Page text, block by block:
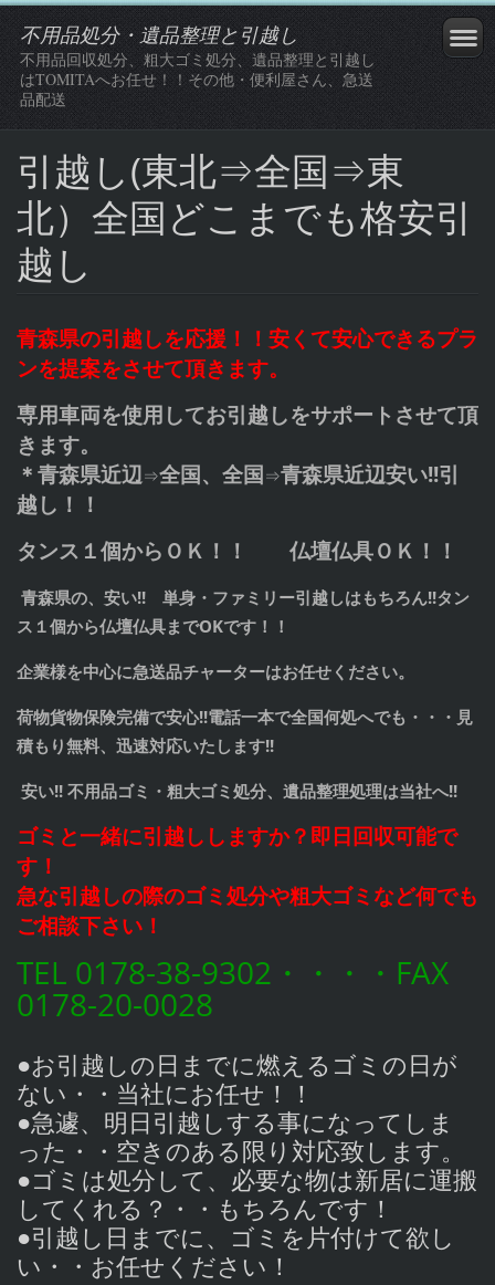
不用品処分・遺品整理と引越し
不用品回収処分、粗大ゴミ処分、遺品整理と引越し
はTOMITAへお任せ！！その他・便利屋さん、急送
品配送
引越し(東北⇒全国⇒東
北）全国どこまでも格安引
越し
青森県の引越しを応援！！安くて安心できるプラ
ンを提案をさせて頂きます。
専用車両を使用してお引越しをサポートさせて頂
きます。
＊青森県近辺⇒全国、全国⇒青森県近辺安い!!引
越し！！
タンス１個からＯＫ！！ 仏壇仏具ＯＫ！！
青森県の、安い!! 単身・ファミリー引越しはもちろん!!タン
ス１個から仏壇仏具までOKです！！
企業様を中心に急送品チャーターはお任せください。
荷物貨物保険完備で安心!!電話一本で全国何処へでも・・・見
積もり無料、迅速対応いたします!!
安い!! 不用品ゴミ・粗大ゴミ処分、遺品整理処理は当社へ!!
ゴミと一緒に引越ししますか？即日回収可能で
す！
急な引越しの際のゴミ処分や粗大ゴミなど何でも
ご相談下さい！
TEL 0178-38-9302・・・・FAX
0178-20-0028
●お引越しの日までに燃えるゴミの日が
ない・・当社にお任せ！！
●急遽、明日引越しする事になってしま
った・・空きのある限り対応致します。
●ゴミは処分して、必要な物は新居に運搬
してくれる？・・もちろんです！
●引越し日までに、ゴミを片付けて欲し
い・・お任せください！